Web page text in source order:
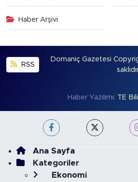
Haber Arşivi
RSS
Domaniç Gazetesi
Haber Yazılımı: TE
Ana Sayfa
Kategoriler
Ekonomi